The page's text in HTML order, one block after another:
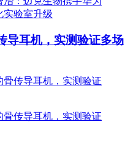
导耳机，实测验证多场